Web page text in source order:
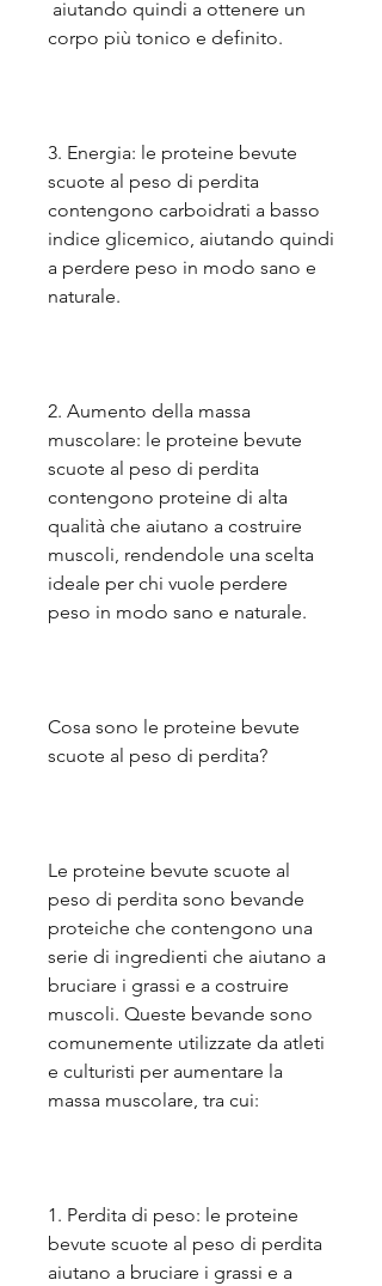
corpo più tonico e definito.
3. Energia: le proteine bevute
scuote al peso di perdita
contengono carboidrati a basso
indice glicemico, aiutando quindi
a perdere peso in modo sano e
naturale.
2. Aumento della massa
muscolare: le proteine bevute
scuote al peso di perdita
contengono proteine ​​di alta
qualità che aiutano a costruire
muscoli, rendendole una scelta
ideale per chi vuole perdere
peso in modo sano e naturale.
Cosa sono le proteine bevute
scuote al peso di perdita?
Le proteine bevute scuote al
peso di perdita sono bevande
proteiche che contengono una
serie di ingredienti che aiutano a
bruciare i grassi e a costruire
muscoli. Queste bevande sono
comunemente utilizzate da atleti
e culturisti per aumentare la
massa muscolare, tra cui:
1. Perdita di peso: le proteine
bevute scuote al peso di perdita
aiutano a bruciare i grassi e a